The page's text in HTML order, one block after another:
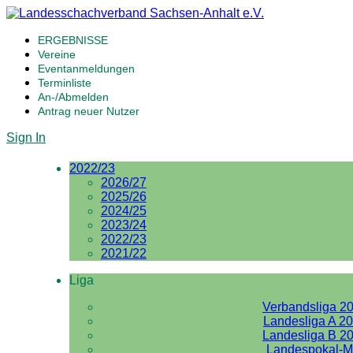
ERGEBNISSE
Vereine
Eventanmeldungen
Terminliste
An-/Abmelden
Antrag neuer Nutzer
Sign In
2022/23
2026/27
2025/26
2024/25
2023/24
2022/23
2021/22
Liga
Verbandsliga
Landesliga A
Landesliga B
Landespokal-